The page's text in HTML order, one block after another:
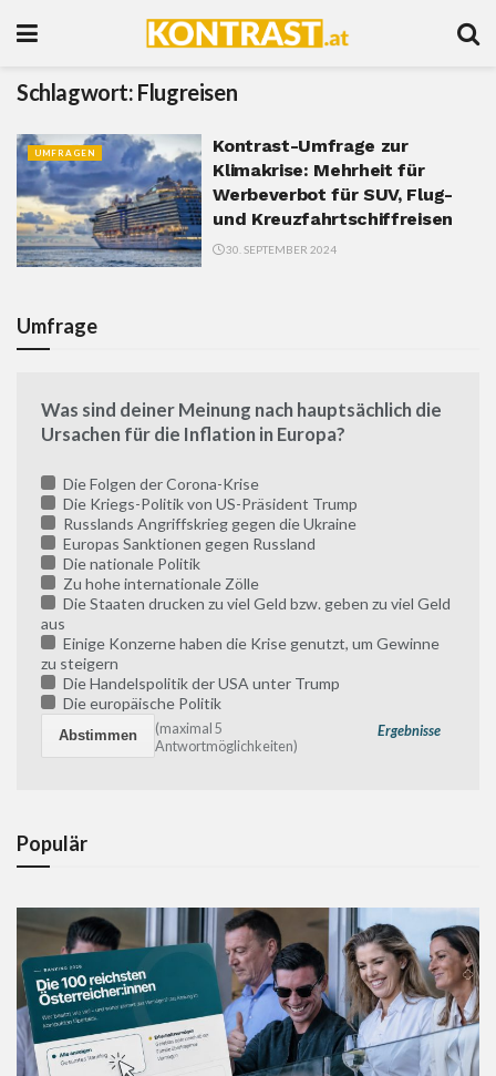
Schlagwort: Flugreisen
UMFRAGEN
Kontrast-Umfrage zur
Klimakrise: Mehrheit für
Werbeverbot für SUV, Flug-
und Kreuzfahrtschiffreisen
30. SEPTEMBER 2024
Umfrage
Was sind deiner Meinung nach hauptsächlich die
Ursachen für die Inflation in Europa?
Die Folgen der Corona-Krise
Die Kriegs-Politik von US-Präsident Trump
Russlands Angriffskrieg gegen die Ukraine
Europas Sanktionen gegen Russland
Die nationale Politik
Zu hohe internationale Zölle
Die Staaten drucken zu viel Geld bzw. geben zu viel Geld
aus
Einige Konzerne haben die Krise genutzt, um Gewinne
zu steigern
Die Handelspolitik der USA unter Trump
Die europäische Politik
Ergebnisse
(maximal 5
Antwortmöglichkeiten)
Populär